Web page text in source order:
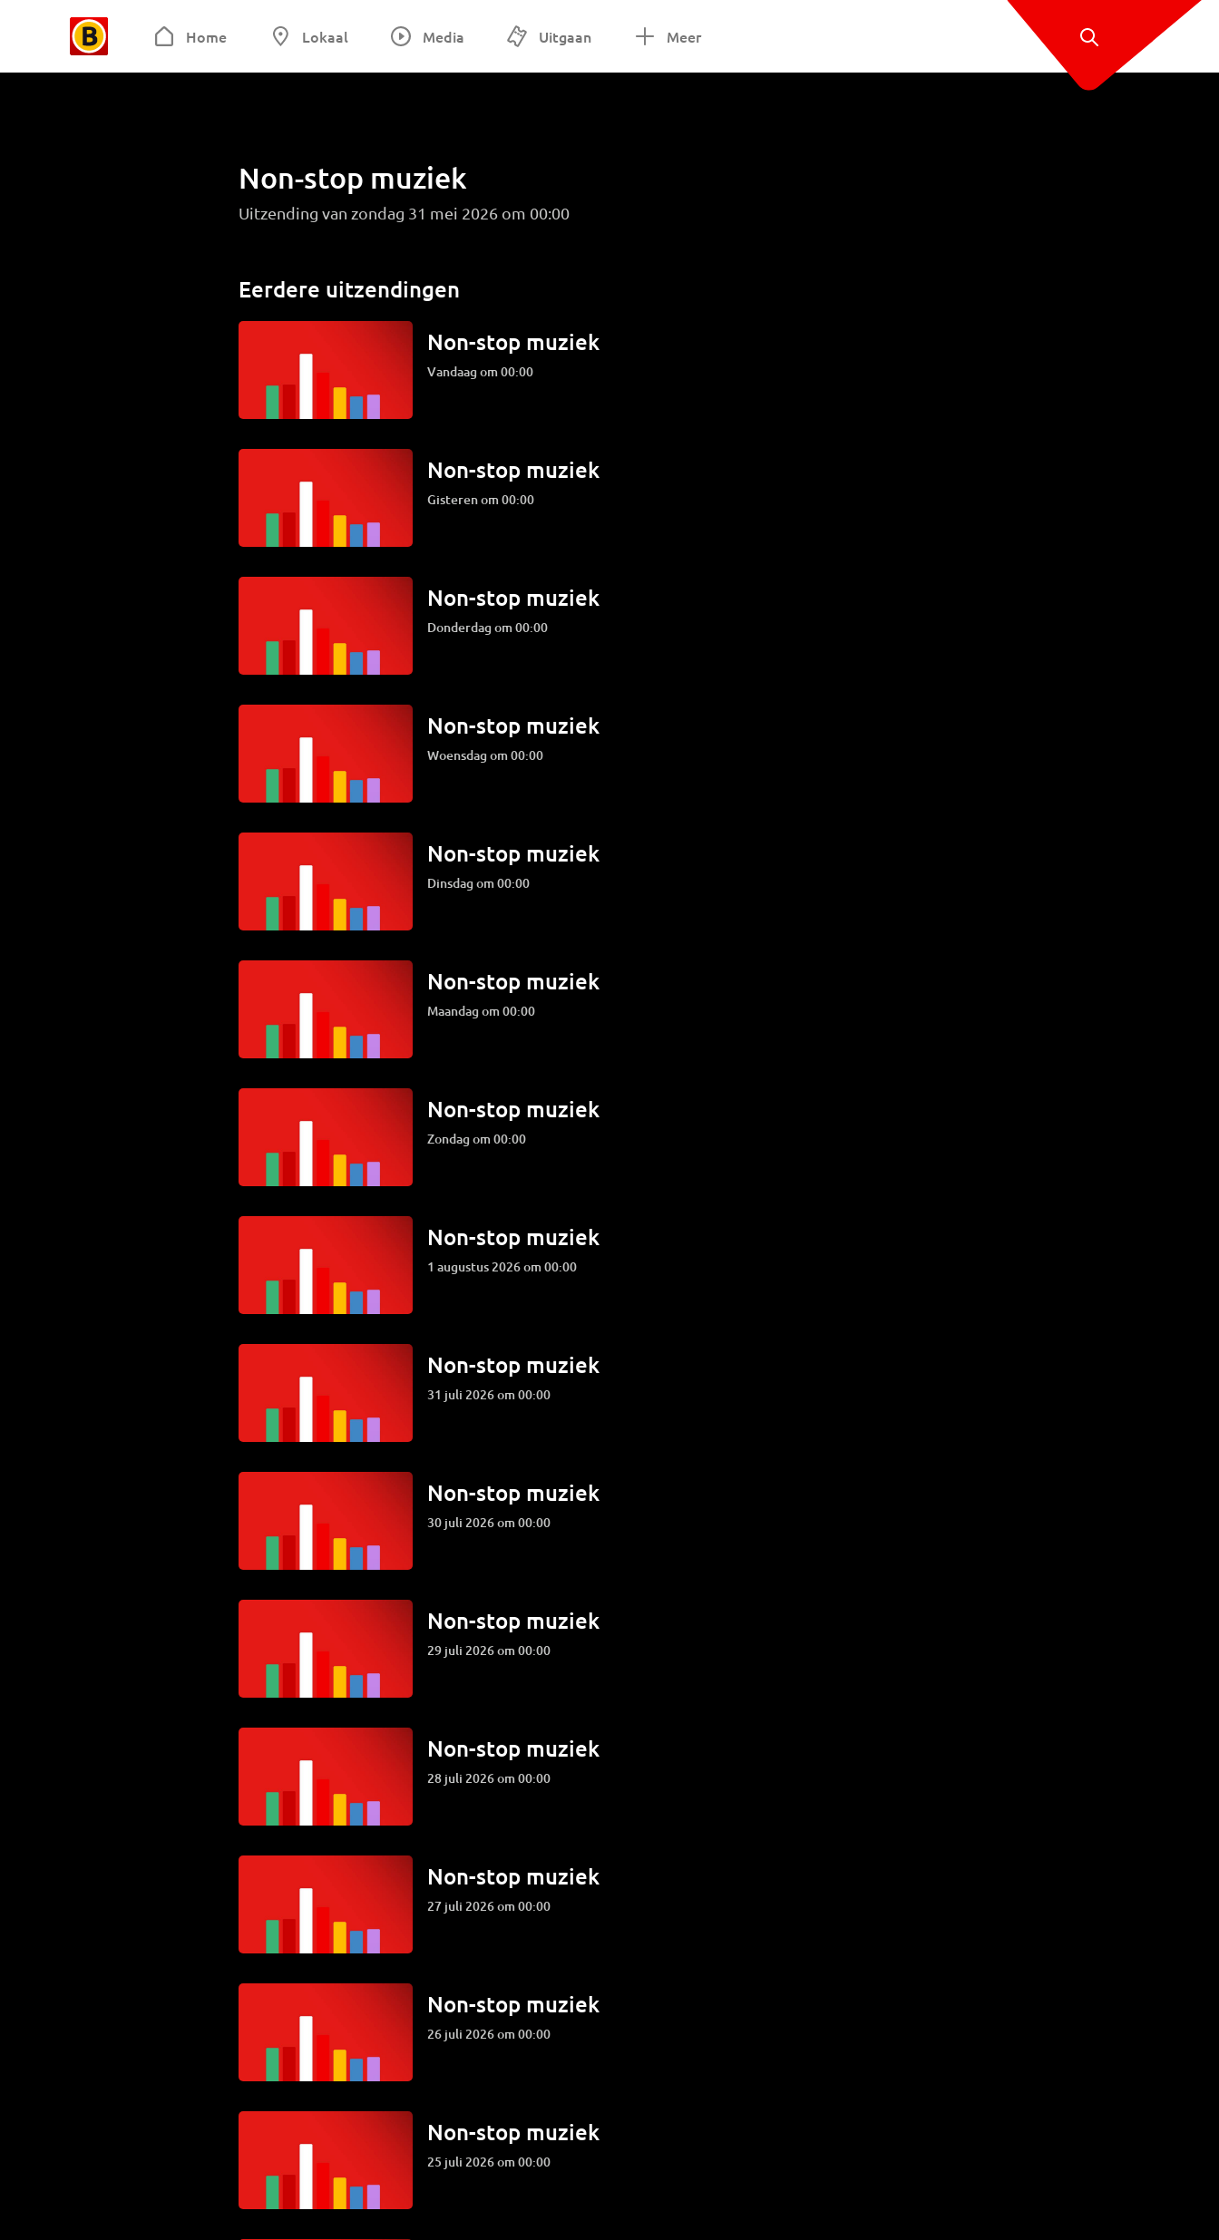
Home Lokaal Media Uitgaan Meer
Non-stop muziek
Uitzending van zondag 31 mei 2026 om 00:00
Eerdere uitzendingen
Non-stop muziek
Vandaag om 00:00
Non-stop muziek
Gisteren om 00:00
Non-stop muziek
donderdag om 00:00
Non-stop muziek
woensdag om 00:00
Non-stop muziek
dinsdag om 00:00
Non-stop muziek
maandag om 00:00
Non-stop muziek
zondag om 00:00
Non-stop muziek
1 augustus 2026 om 00:00
Non-stop muziek
31 juli 2026 om 00:00
Non-stop muziek
30 juli 2026 om 00:00
Non-stop muziek
29 juli 2026 om 00:00
Non-stop muziek
28 juli 2026 om 00:00
Non-stop muziek
27 juli 2026 om 00:00
Non-stop muziek
26 juli 2026 om 00:00
Non-stop muziek
25 juli 2026 om 00:00